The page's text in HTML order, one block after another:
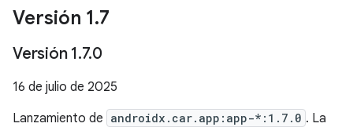
Versión 1.7
Versión 1.7.0
16 de julio de 2025
Lanzamiento de androidx.car.app:app-*:1.7.0 . La